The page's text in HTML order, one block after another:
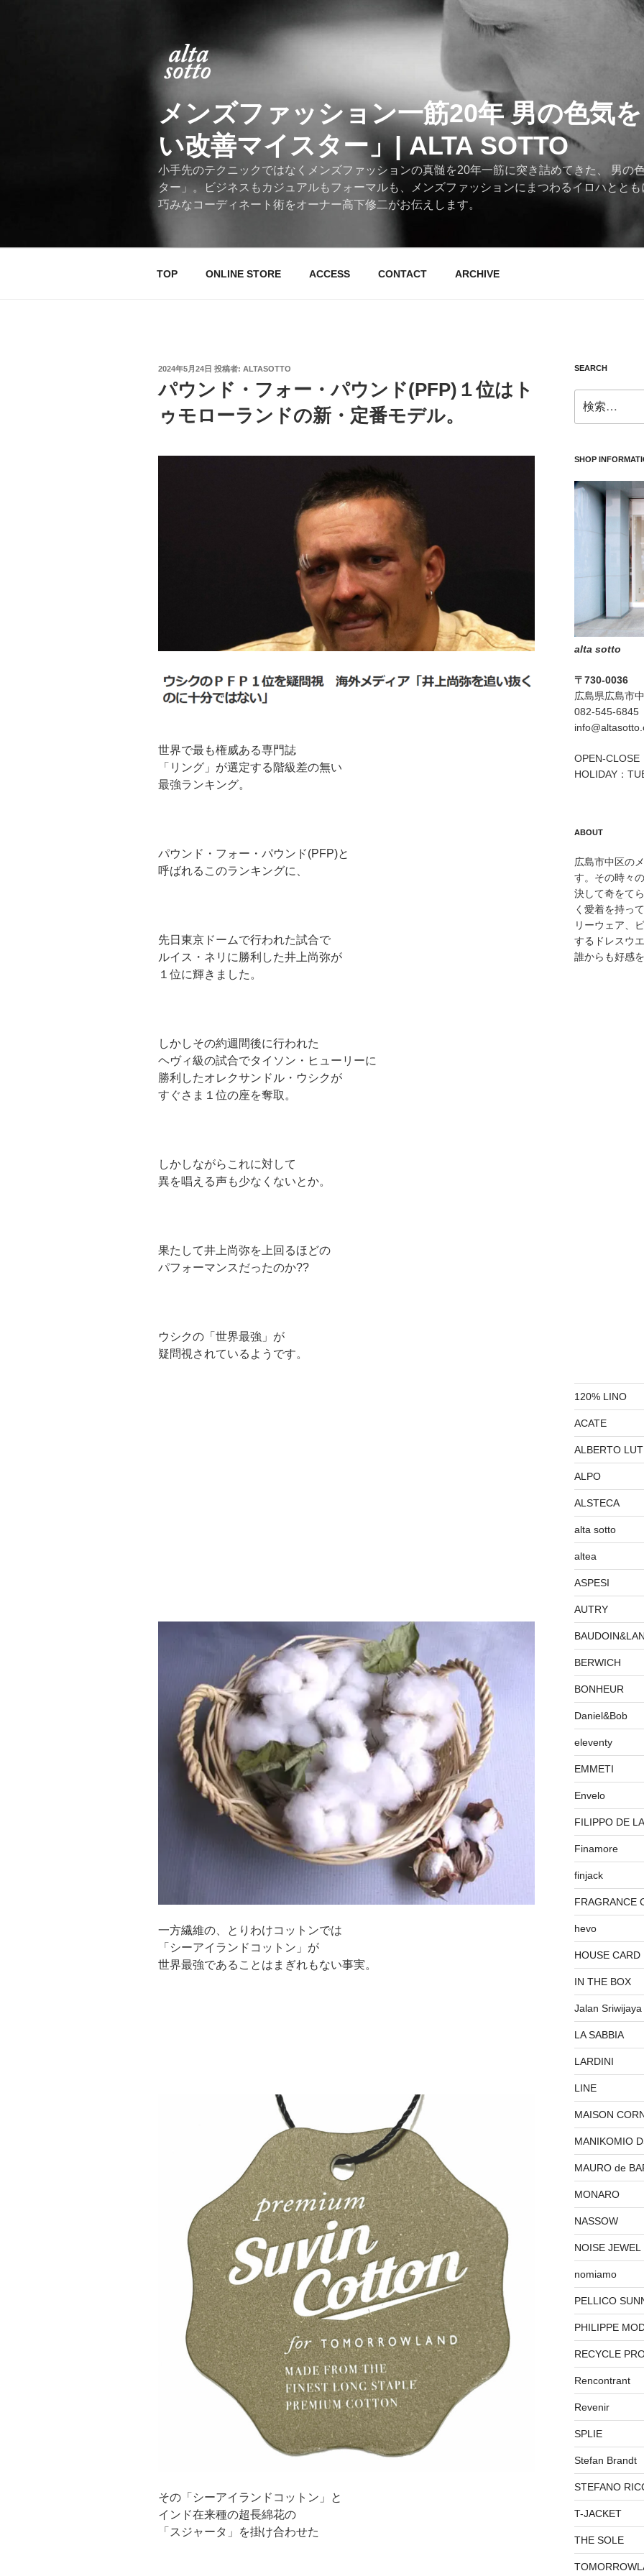
メンズファッション一筋20年 男の色気
い改善マイスター」| ALTA SOTTO
小手先のテクニックではなくメンズファッションの真髄を20年一筋に突き詰めてきた、 男の
ター」。ビジネスもカジュアルもフォーマルも、メンズファッションにまつわるイロハとと
巧みなコーディネート術をオーナー高下修二がお伝えします。
TOP ONLINE STORE ACCESS CONTACT ARCHIVE
投
日:
2024年5月24日 投稿者: ALTASOTTO
パウンド・フォー・パウンド(PFP)１位はト
ゥモローランドの新・定番モデル。
世界で最も権威ある専門誌
「リング」が選定する階級差の無い
最強ランキング。
パウンド・フォー・パウンド(PFP)と
呼ばれるこのランキングに、
先日東京ドームで行われた試合で
ルイス・ネリに勝利した井上尚弥が
１位に輝きました。
しかしその約週間後に行われた
ヘヴィ級の試合でタイソン・ヒューリーに
勝利したオレクサンドル・ウシクが
すぐさま１位の座を奪取。
しかしながらこれに対して
異を唱える声も少なくないとか。
果たして井上尚弥を上回るほどの
パフォーマンスだったのか??
ウシクの「世界最強」が
疑問視されているようです。
一方繊維の、とりわけコットンでは
「シーアイランドコットン」が
世界最強であることはまぎれもない事実。
その「シーアイランドコットン」と
インド在来種の超長綿花の
「スジャータ」を掛け合わせた
SEARCH
索:
SHOP
alta sotto
〒730-0036
広島県広島市
082-545-6845
OPEN-CLOSE
HOLIDAY：
ABOUT
広島市中区の
す。その時々
決して奇をて
く愛着を持っ
リーウェア、
するドレスウ
誰からも好感
120% LINO
ACATE
ALBERTO
ALPO
ALSTECA
alta sotto
altea
ASPESI
AUTRY
BERWICH
BONHEUR
Daniel&Bob
eleventy
EMMETI
Envelo
FILIPPO DE
Finamore
finjack
FRAGRANCE
hevo
HOUSE CARD
IN THE BOX
Jalan Sriwijaya
LA SABBIA
LARDINI
LINE
MAISON
MANIKOMIO
MAURO de
MONARO
NASSOW
NOISE JEWEL
nomiamo
PELLICO
PHILIPPE
RECYCLE
Rencontrant
Revenir
SPLIE
Stefan Brandt
STEFANO
T-JACKET
THE SOLE